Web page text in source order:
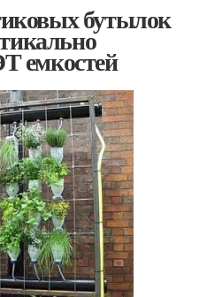
бутылок
емкостей